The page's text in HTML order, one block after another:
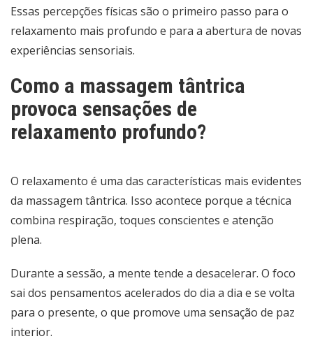
Essas percepções físicas são o primeiro passo para o
relaxamento mais profundo e para a abertura de novas
experiências sensoriais.
Como a massagem tântrica
provoca sensações de
relaxamento profundo?
O relaxamento é uma das características mais evidentes
da massagem tântrica. Isso acontece porque a técnica
combina respiração, toques conscientes e atenção
plena.
Durante a sessão, a mente tende a desacelerar. O foco
sai dos pensamentos acelerados do dia a dia e se volta
para o presente, o que promove uma sensação de paz
interior.